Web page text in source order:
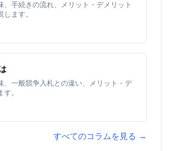
、手続きの流れ、メリット・デメリット
ます。
、一般競争入札との違い、メリット・デ
。
すべてのコラムを見る →